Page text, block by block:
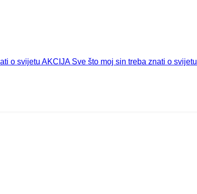
AKCIJA Sve što moj sin treba znati o svijetu